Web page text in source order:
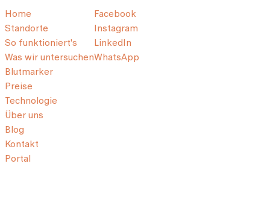
Home
Standorte
So funktioniert's
Was wir untersuchen
Blutmarker
Preise
Technologie
Über uns
Blog
Kontakt
Portal
Facebook
Instagram
LinkedIn
WhatsApp